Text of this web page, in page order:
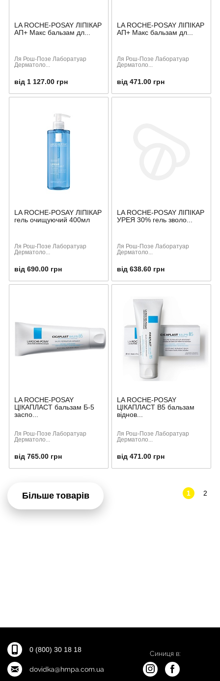
LA ROCHE-POSAY ЛІПІКАР
АП+ Mакс бальзам дл...
Ля Рош-Позе Лаборатуар
Дерматоло...
від 1 127.00 грн
LA ROCHE-POSAY ЛІПІКАР
АП+ Mакс бальзам дл...
Ля Рош-Позе Лаборатуар
Дерматоло...
від 471.00 грн
LA ROCHE-POSAY ЛІПІКАР
гель очищуючий 400мл
Ля Рош-Позе Лаборатуар
Дерматоло...
від 690.00 грн
LA ROCHE-POSAY ЛІПІКАР
УРЕЯ 30% гель зволо...
Ля Рош-Позе Лаборатуар
Дерматоло...
від 638.60 грн
LA ROCHE-POSAY
ЦІКАПЛАСТ бальзам Б-5
заспо...
Ля Рош-Позе Лаборатуар
Дерматоло...
від 765.00 грн
LA ROCHE-POSAY
ЦІКАПЛАСТ В5 бальзам
віднов...
Ля Рош-Позе Лаборатуар
Дерматоло...
від 471.00 грн
Більше товарів 1 2
0 (800) 30 18 18
dovidka@hmpa.com.ua
Синиця в: